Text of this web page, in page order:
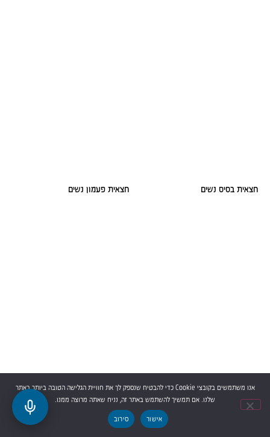
חצאית בסיס נשים חצאית פעמון נשים
חולצת טריקו נשים צווארון V שרוול
אנו משתמשים בקובצי Cookie כדי להבטיח שנספק לך את חוויית הגלישה הטובה ביותר באתר
שלנו. אם תמשיך להשתמש באתר זה, נניח שאתה מרוצה ממנו.
אישור סירוב